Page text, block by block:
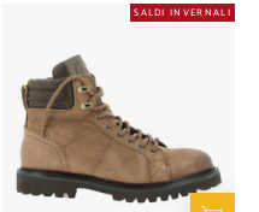
Scarponcino
-
Marrone
SALDI INVERNALI